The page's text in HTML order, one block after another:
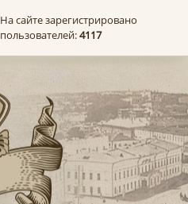
На сайте зарегистрировано
пользователей:4117